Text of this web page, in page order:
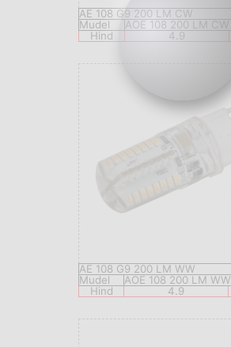
AE 108 G9 200 LM CW
Mudel
AOE 108 200 LM CW
Hind
4.9
AE 108 G9 200 LM WW
Mudel
AOE 108 200 LM WW
Hind
4.9